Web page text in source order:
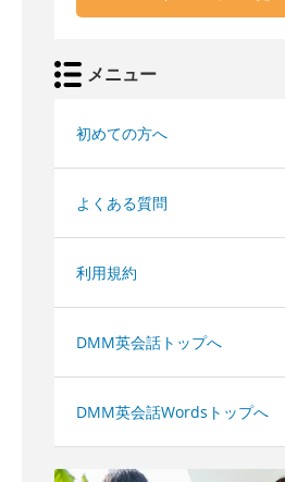
メニュー
初めての方へ
よくある質問
利用規約
DMM英会話トップへ
DMM英会話Wordsトップへ